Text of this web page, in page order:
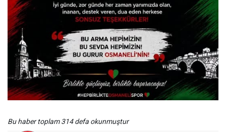
Bu haber toplam 314 defa okunmuştur